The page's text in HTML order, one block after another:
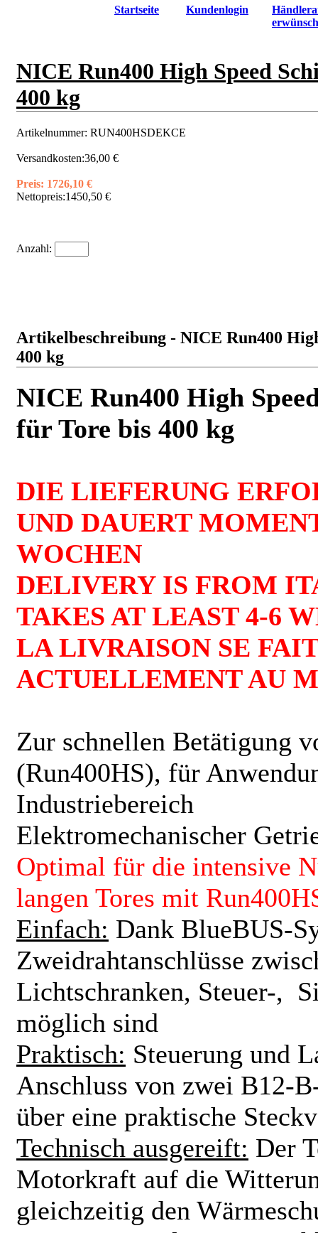
Startseite Kundenlogin
NICE Run400 High Speed
400 kg
Artikelnummer: RUN400HSDEKCE
Versandkosten:36,00 €
Preis: 1726,10 €
Nettopreis:1450,50 €
Anzahl:
Artikelbeschreibung - NICE Run400
400 kg
NICE Run400 High
für Tore bis 400 kg
DIE LIEFERUNG
UND DAUERT
WOCHEN
DELIVERY IS FROM
TAKES AT LEAST 4-6
LA LIVRAISON SE
ACTUELLEMENT AU
Zur schnellen Betätigung
(Run400HS), für
Industriebereich
Elektromechanischer
Optimal für die intensive
langen Tores mit
Einfach: Dank BlueBUS-
Zweidrahtanschlüsse
Lichtschranken, Steuer-,
möglich sind
Praktisch: Steuerung und
Anschluss von zwei B12-
über eine praktische
Technisch ausgereift: Der
Motorkraft auf die
gleichzeitig den